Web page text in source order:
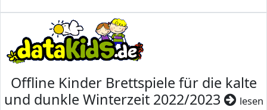
Offline Kinder Brettspiele für die kalte
und dunkle Winterzeit 2022/2023
lesen